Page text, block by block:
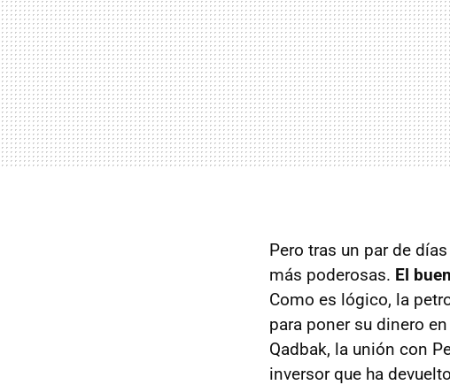
Pero tras un par de
más poderosas. El
Como es lógico, la
para poner su dinero
Qadbak, la unión con
inversor que ha